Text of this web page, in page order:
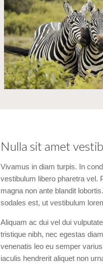
Nulla sit amet
Vivamus in diam turpis. In
vestibulum libero pharetra vel.
magna non ante blandit
sodales est, ut vestibulum
Aliquam ac dui vel dui
tristique nibh, nec egestas
venenatis leo eu semper
iaculis hendrerit aliquet non